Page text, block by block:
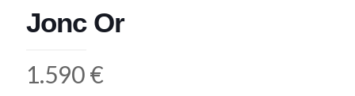
Jonc Or
1.590€